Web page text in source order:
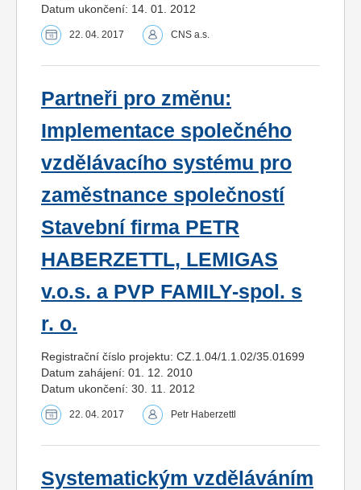
Datum ukončení: 14. 01. 2012
22. 04. 2017 CNS a.s.
Partneři pro změnu:
Implementace společného
vzdělávacího systému pro
zaměstnance společností
Stavební firma PETR
HABERZETTL, LEMIGAS
v.o.s. a PVP FAMILY-spol. s
r. o.
Registrační číslo projektu: CZ.1.04/1.1.02/35.01699
Datum zahájení: 01. 12. 2010
Datum ukončení: 30. 11. 2012
22. 04. 2017 Petr Haberzettl
Systematickým vzděláváním